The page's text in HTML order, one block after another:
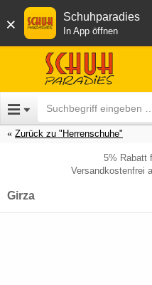
× Schuhparadies
In App öffnen
Zurück zu "Herrenschuhe"
5% Rabatt
Versandkostenfrei
Girza